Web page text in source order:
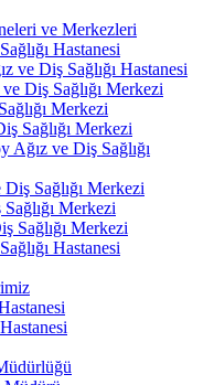
ve Merkezleri
Hastanesi
ve Diş Sağlığı Hastanesi
Diş Sağlığı Merkezi
Merkezi
Sağlığı Merkezi
Ağız ve Diş Sağlığı
Sağlığı Merkezi
Merkezi
Sağlığı Merkezi
Hastanesi